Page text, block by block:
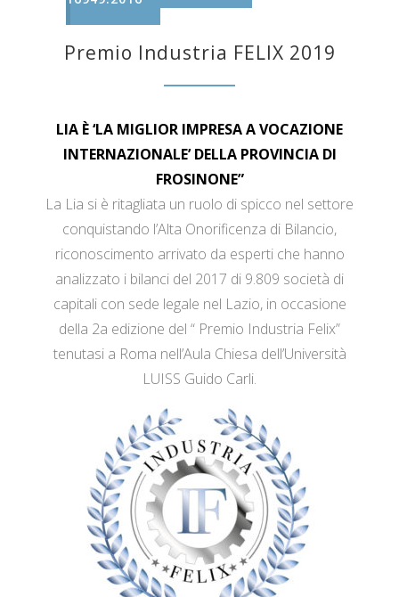
Premio Industria FELIX 2019
LIA È ‘LA MIGLIOR IMPRESA A VOCAZIONE
INTERNAZIONALE’ DELLA PROVINCIA DI
FROSINONE”
La Lia si è ritagliata un ruolo di spicco nel settore
conquistando l’Alta Onorificenza di Bilancio,
riconoscimento arrivato da esperti che hanno
analizzato i bilanci del 2017 di 9.809 società di
capitali con sede legale nel Lazio, in occasione
della 2a edizione del “ Premio Industria Felix”
tenutasi a Roma nell’Aula Chiesa dell’Università
LUISS Guido Carli.